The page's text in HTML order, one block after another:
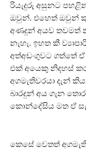
රියැදුරු අසුනට
ඔවුන්. එහෙත් ඔවුන්
අණදුන් අයව තවමත්
නැහැ. ඉහත කී
අත්අඩංගුවට ගත්තේ
එක් අයෙකු නිදහස්
අගමැතිවරයා දැන්
බාරදුන් අය ගැන
කොන්දේසිය මත ඒ
කෙසේ වෙතත්